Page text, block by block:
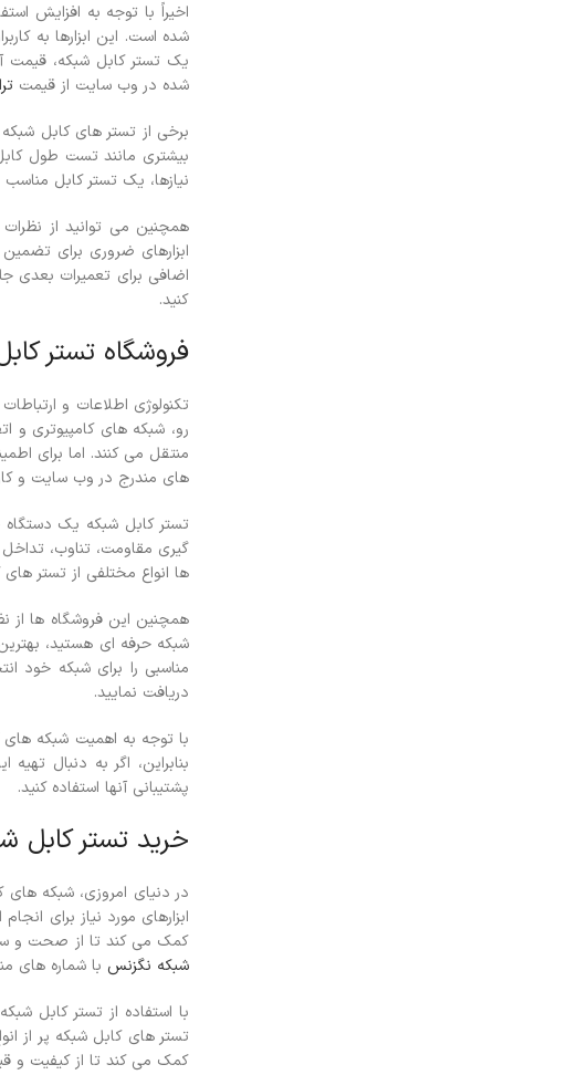
اخیراً با توجه به افزایش
شده است. این ابزارها به
یک تستر کابل شبکه،
شده در وب سایت از قیمت
برخی از تستر های کابل
بیشتری مانند تست طول
نیازها، یک تستر کابل
همچنین می توانید از نظرات
ابزارهای ضروری برای
اضافی برای تعمیرات بعدی
کنید.
فروشگاه تستر
تکنولوژی اطلاعات و
رو، شبکه های کامپیوتری و
منتقل می کنند. اما برای
های مندرج در وب سایت و
تستر کابل شبکه یک دستگاه
گیری مقاومت، تناوب،
ها انواع مختلفی از تستر
همچنین این فروشگاه ها از
شبکه حرفه ای هستید،
مناسبی را برای شبکه خود
دریافت نمایید.
با توجه به اهمیت شبکه های
بنابراین، اگر به دنبال
پشتیبانی آنها استفاده کنید.
خرید تستر کابل
در دنیای امروزی، شبکه
ابزارهای مورد نیاز برای
کمک می کند تا از صحت و
شبکه نگزنس با شماره های
با استفاده از تستر کابل
تستر های کابل شبکه پر از
کمک می کند تا از کیفیت و